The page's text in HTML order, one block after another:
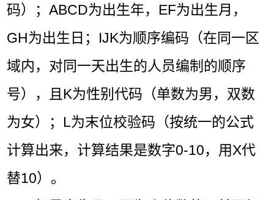
码）；ABCD为出生年，EF为出生月，
GH为出生日；IJK为顺序编码（在同一区
域内，对同一天出生的人员编制的顺序
号），且K为性别代码（单数为男，双数
为女）；L为末位校验码（按统一的公式
计算出来，计算结果是数字0-10，用X代
替10）。